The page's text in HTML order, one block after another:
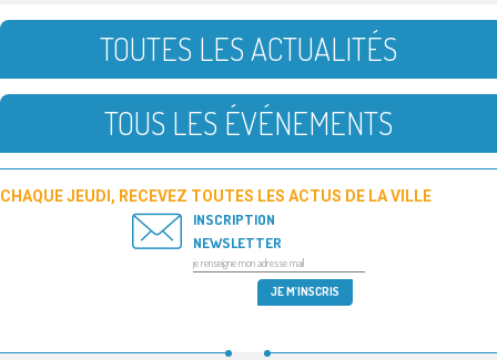
TOUTES LES ACTUALITÉS
TOUS LES ÉVÉNEMENTS
CHAQUE JEUDI, RECEVEZ TOUTES LES ACTUS DE LA VILLE
INSCRIPTION
NEWSLETTER